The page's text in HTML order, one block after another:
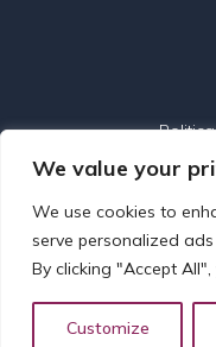
We value your
We use cookies to
serve personalized
By clicking "Accept
Customize ©